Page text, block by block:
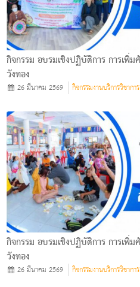
กิจกรรม อบรมเชิงปฏิบัติการ การเพิ่
วังทอง
26 มีนาคม 2569 กิจกรรมงานบริการวิชาการ
กิจกรรม อบรมเชิงปฏิบัติการ การเพิ่
วังทอง
26 มีนาคม 2569 กิจกรรมงานบริการวิชาการ